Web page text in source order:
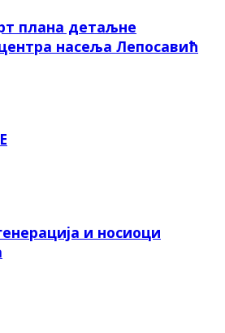
плана детаљне
насеља Лепосавић
и носиоци